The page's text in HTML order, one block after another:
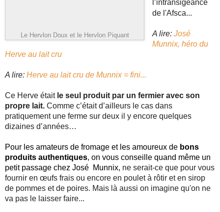
Le Hervlon Doux et le Hervlon Piquant
l’intransigeance
de l'Afsca...
A lire: José
Munnix, héro du
Herve au lait cru
A lire: Herve au lait cru de Munnix = fini...
Ce Herve était le seul produit par un fermier avec son
propre lait. Comme c’était d’ailleurs le cas dans
pratiquement une ferme sur deux il y encore quelques
dizaines d’années…
Pour les amateurs de fromage et les amoureux de bons
produits authentiques, on vous conseille quand même un
petit passage chez José Munnix, ne serait-ce que pour vous
fournir en œufs frais ou encore en poulet à rôtir et en sirop
de pommes et de poires. Mais là aussi on imagine qu'on ne
va pas le laisser faire...